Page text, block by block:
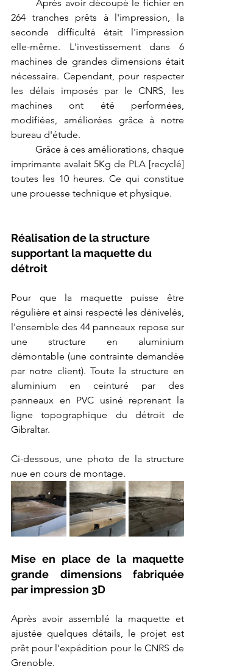
	Après avoir découpé le fichier en
264 tranches prêts à l'impression, la
seconde difficulté était l'impression
elle-même. L'investissement dans 6
machines de grandes dimensions était
nécessaire. Cependant, pour respecter
les délais imposés par le CNRS, les
machines ont été performées,
modifiées, améliorées grâce à notre
bureau d'étude.
imprimante avalait 5Kg de PLA [recyclé]
toutes les 10 heures. Ce qui constitue
une prouesse technique et physique.
Réalisation de la structure
supportant la maquette du
détroit
Pour que la maquette puisse être
régulière et ainsi respecté les dénivelés,
l'ensemble des 44 panneaux repose sur
une structure en aluminium
démontable (une contrainte demandée
par notre client). Toute la structure en
aluminium en ceinturé par des
panneaux en PVC usiné reprenant la
ligne topographique du détroit de
Gibraltar.
Ci-dessous, une photo de la structure
nue en cours de montage.
Mise en place de la maquette
grande dimensions fabriquée
par impression 3D
Après avoir assemblé la maquette et
ajustée quelques détails, le projet est
prêt pour l'expédition pour le CNRS de
Grenoble.